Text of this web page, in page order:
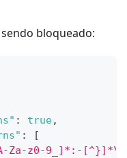
sendo bloqueado:
: true,
:
[
Za-z0-9_]*:-